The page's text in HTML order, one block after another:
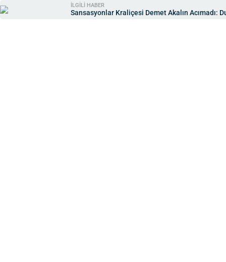
İLGİLİ HABER
Sansasyonlar Kraliçesi Demet Akalın Acımadı: